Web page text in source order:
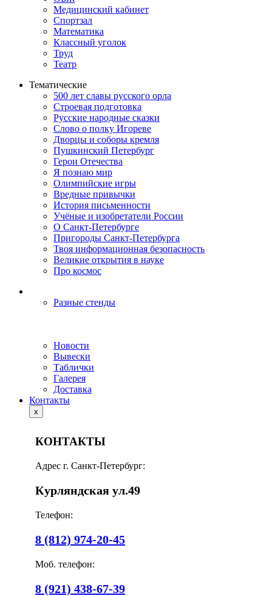
Медицинский кабинет
Спортзал
Математика
Классный уголок
Труд
Театр
Тематические
500 лет славы русского орла
Строевая подготовка
Русские народные сказки
Слово о полку Игореве
Дворцы и соборы кремля
Пушкинский Петербург
Герои Отечества
Я познаю мир
Олимпийские игры
Вредные привычки
История письменности
Учёные и изобретатели России
О Санкт-Петербурге
Пригороды Санкт-Петербурга
Твоя информационная безопасность
Великие открытия в науке
Про космос
Разные стенды
Новости
Вывески
Таблички
Галерея
Доставка
Контакты
x
КОНТАКТЫ
Адрес г. Санкт-Петербург:
Курляндская ул.49
Телефон:
8 (812) 974-20-45
Моб. телефон:
8 (921) 438-67-39